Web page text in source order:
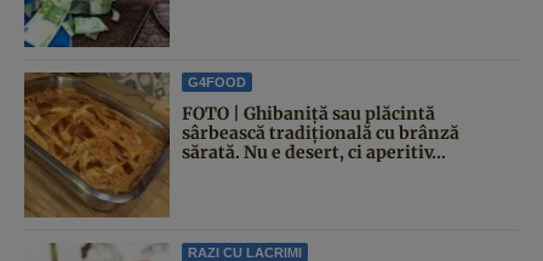
G4FOOD
FOTO | Ghibaniță sau plăcintă
sârbească tradițională cu brânză
sărată. Nu e desert, ci aperitiv...
RAZI CU LACRIMI